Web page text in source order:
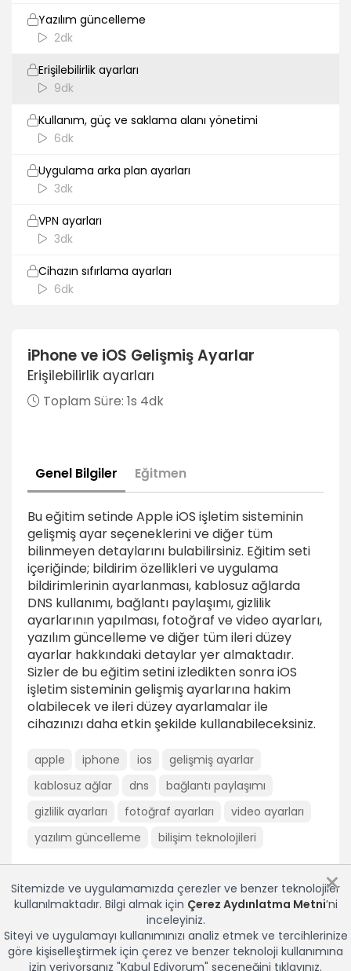
Yazılım güncelleme
2dk
Erişilebilirlik ayarları
9dk
Kullanım, güç ve saklama alanı yönetimi
6dk
Uygulama arka plan ayarları
3dk
VPN ayarları
3dk
Cihazın sıfırlama ayarları
6dk
iPhone ve iOS Gelişmiş Ayarlar
Erişilebilirlik ayarları
Toplam Süre: 1s 4dk
Genel Bilgiler Eğitmen
Bu eğitim setinde Apple iOS işletim sisteminin
gelişmiş ayar seçeneklerini ve diğer tüm
bilinmeyen detaylarını bulabilirsiniz. Eğitim seti
içeriğinde; bildirim özellikleri ve uygulama
bildirimlerinin ayarlanması, kablosuz ağlarda
DNS kullanımı, bağlantı paylaşımı, gizlilik
ayarlarının yapılması, fotoğraf ve video ayarları,
yazılım güncelleme ve diğer tüm ileri düzey
ayarlar hakkındaki detaylar yer almaktadır.
Sizler de bu eğitim setini izledikten sonra iOS
işletim sisteminin gelişmiş ayarlarına hakim
olabilecek ve ileri düzey ayarlamalar ile
cihazınızı daha etkin şekilde kullanabileceksiniz.
apple iphone ios
gelişmiş ayarlar
kablosuz ağlar
dns
bağlantı paylaşımı
gizlilik ayarları
fotoğraf ayarları
video ayarları
yazılım güncelleme
bilişim teknolojileri
×
Sitemizde ve uygulamamızda çerezler ve benzer teknolojiler
kullanılmaktadır. Bilgi almak için Çerez Aydınlatma Metni’ni
inceleyiniz.
Siteyi ve uygulamayı kullanımınızı analiz etmek ve tercihlerinize
göre kişiselleştirmek için çerez ve benzer teknoloji kullanımına
izin veriyorsanız "Kabul Ediyorum" seçeneğini tıklayınız.